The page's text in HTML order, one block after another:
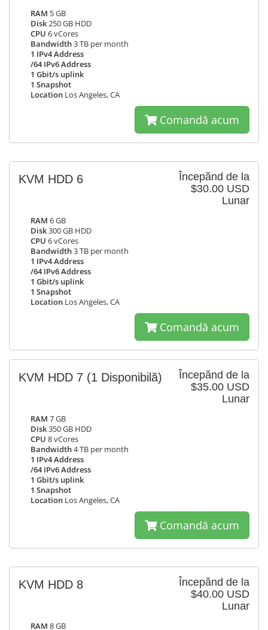
RAM 5 GB
Disk250 GB HDD
CPU 6 vCores
Bandwidth3 TB per month
1 IPv4 Address
/64 IPv6 Address
1 Gbit/s uplink
1 Snapshot
Location Los Angeles, CA
Comandă acum
Începănd de la
$30.00 USD
Lunar
KVM HDD 6
RAM 6 GB
Disk300 GB HDD
CPU 6 vCores
Bandwidth3 TB per month
1 IPv4 Address
/64 IPv6 Address
1 Gbit/s uplink
1 Snapshot
Location Los Angeles, CA
Comandă acum
Începănd de la
$35.00 USD
Lunar
KVM HDD 7 (1 Disponibilă)
RAM 7 GB
Disk350 GB HDD
CPU 8 vCores
Bandwidth4 TB per month
1 IPv4 Address
/64 IPv6 Address
1 Gbit/s uplink
1 Snapshot
Location Los Angeles, CA
Comandă acum
Începănd de la
$40.00 USD
Lunar
KVM HDD 8
RAM 8 GB